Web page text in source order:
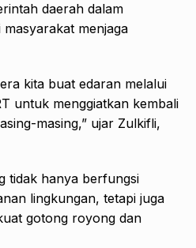
daerah dalam
menjaga
kita buat edaran melalui
untuk menggiatkan kembali
masing,” ujar Zulkifli,
tidak hanya berfungsi
lingkungan, tetapi juga
gotong royong dan